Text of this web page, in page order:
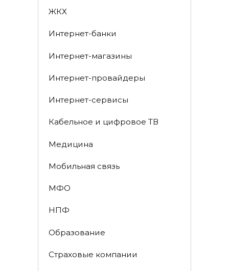
ЖКХ
Интернет-банки
Интернет-магазины
Интернет-провайдеры
Интернет-сервисы
Кабельное и цифровое ТВ
Медицина
Мобильная связь
МФО
НПФ
Образование
Страховые компании